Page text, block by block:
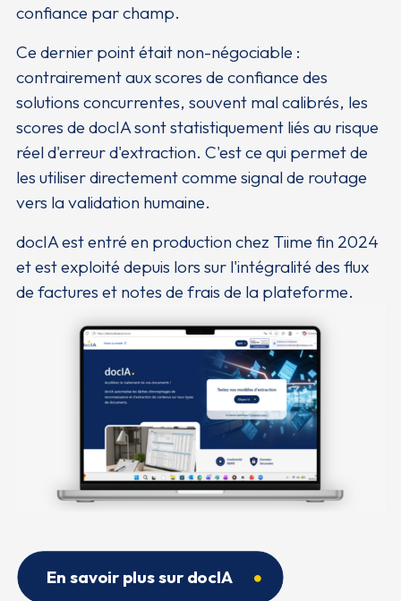
confiance par champ.
Ce dernier point était non-négociable :
contrairement aux scores de confiance des
solutions concurrentes, souvent mal calibrés, les
scores de docIA sont statistiquement liés au risque
réel d'erreur d'extraction. C'est ce qui permet de
les utiliser directement comme signal de routage
vers la validation humaine.
docIA est entré en production chez Tiime fin 2024
et est exploité depuis lors sur l'intégralité des flux
de factures et notes de frais de la plateforme.
En savoir plus sur docIA